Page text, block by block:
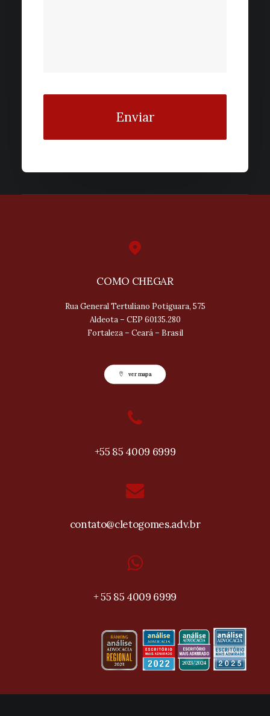
COMO CHEGAR
Rua General Tertuliano Potiguara, 575
Aldeota – CEP 60135.280
Fortaleza – Ceará – Brasil
ver mapa
+55 85 4009 6999
contato@cletogomes.adv.br
+ 55 85 4009 6999